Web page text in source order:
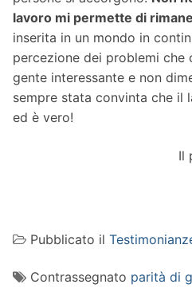
lavoro mi permette di
inserita in un mondo in
percezione dei problemi che
gente interessante e non
sempre stata convinta che il
ed è vero!
Il
Pubblicato il
Contrassegnato parità di